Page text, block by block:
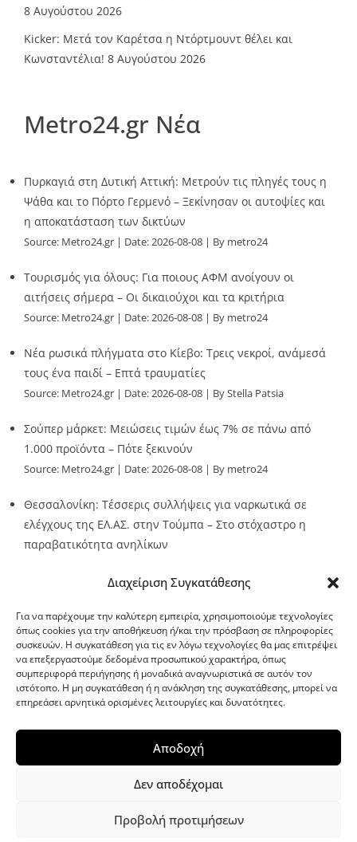
Διαχείριση Συγκατάθεσης
Για να παρέχουμε την καλύτερη εμπειρία, χρησιμοποιούμε τεχνολογίες
όπως cookies για την αποθήκευση ή/και την πρόσβαση σε πληροφορίες
συσκευών. Η συγκατάθεση για τις εν λόγω τεχνολογίες θα μας επιτρέψει
να επεξεργαστούμε δεδομένα προσωπικού χαρακτήρα, όπως
συμπεριφορά περιήγησης ή μοναδικά αναγνωριστικά σε αυτόν τον
ιστότοπο. Η μη συγκατάθεση ή η ανάκληση της συγκατάθεσης, μπορεί να
επηρεάσει αρνητικά ορισμένες λειτουργίες και δυνατότητες.
Αποδοχή
Δεν αποδέχομαι
Προβολή προτιμήσεων
8 Αυγούστου 2026
Kicker: Μετά τον Καρέτσα η Ντόρτμουντ θέλει και
Κωνσταντέλια! 8 Αυγούστου 2026
Metro24.gr Νέα
Πυρκαγιά στη Δυτική Αττική: Μετρούν τις πληγές τους η
Ψάθα και το Πόρτο Γερμενό – Ξεκίνησαν οι αυτοψίες και
η αποκατάσταση των δικτύων
Source: Metro24.gr Date: 2026-08-08 By metro24
Τουρισμός για όλους: Για ποιους ΑΦΜ ανοίγουν οι
αιτήσεις σήμερα – Οι δικαιούχοι και τα κριτήρια
Source: Metro24.gr Date: 2026-08-08 By metro24
Νέα ρωσικά πλήγματα στο Κίεβο: Τρεις νεκροί, ανάμεσά
τους ένα παιδί – Επτά τραυματίες
Source: Metro24.gr Date: 2026-08-08 By Stella Patsia
Σούπερ μάρκετ: Μειώσεις τιμών έως 7% σε πάνω από
1.000 προϊόντα – Πότε ξεκινούν
Source: Metro24.gr Date: 2026-08-08 By metro24
Θεσσαλονίκη: Τέσσερις συλλήψεις για ναρκωτικά σε
ελέγχους της ΕΛ.ΑΣ. στην Τούμπα – Στο στόχαστρο η
παραβατικότητα ανηλίκων
G-point.gr